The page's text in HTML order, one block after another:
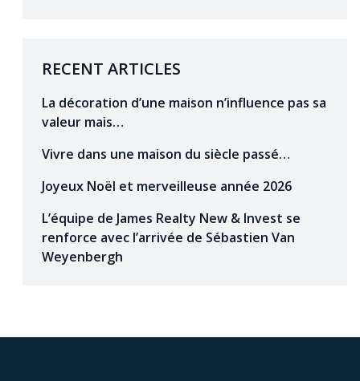
RECENT ARTICLES
La décoration d’une maison n’influence pas sa
valeur mais…
Vivre dans une maison du siècle passé…
Joyeux Noël et merveilleuse année 2026
L’équipe de James Realty New & Invest se
renforce avec l’arrivée de Sébastien Van
Weyenbergh